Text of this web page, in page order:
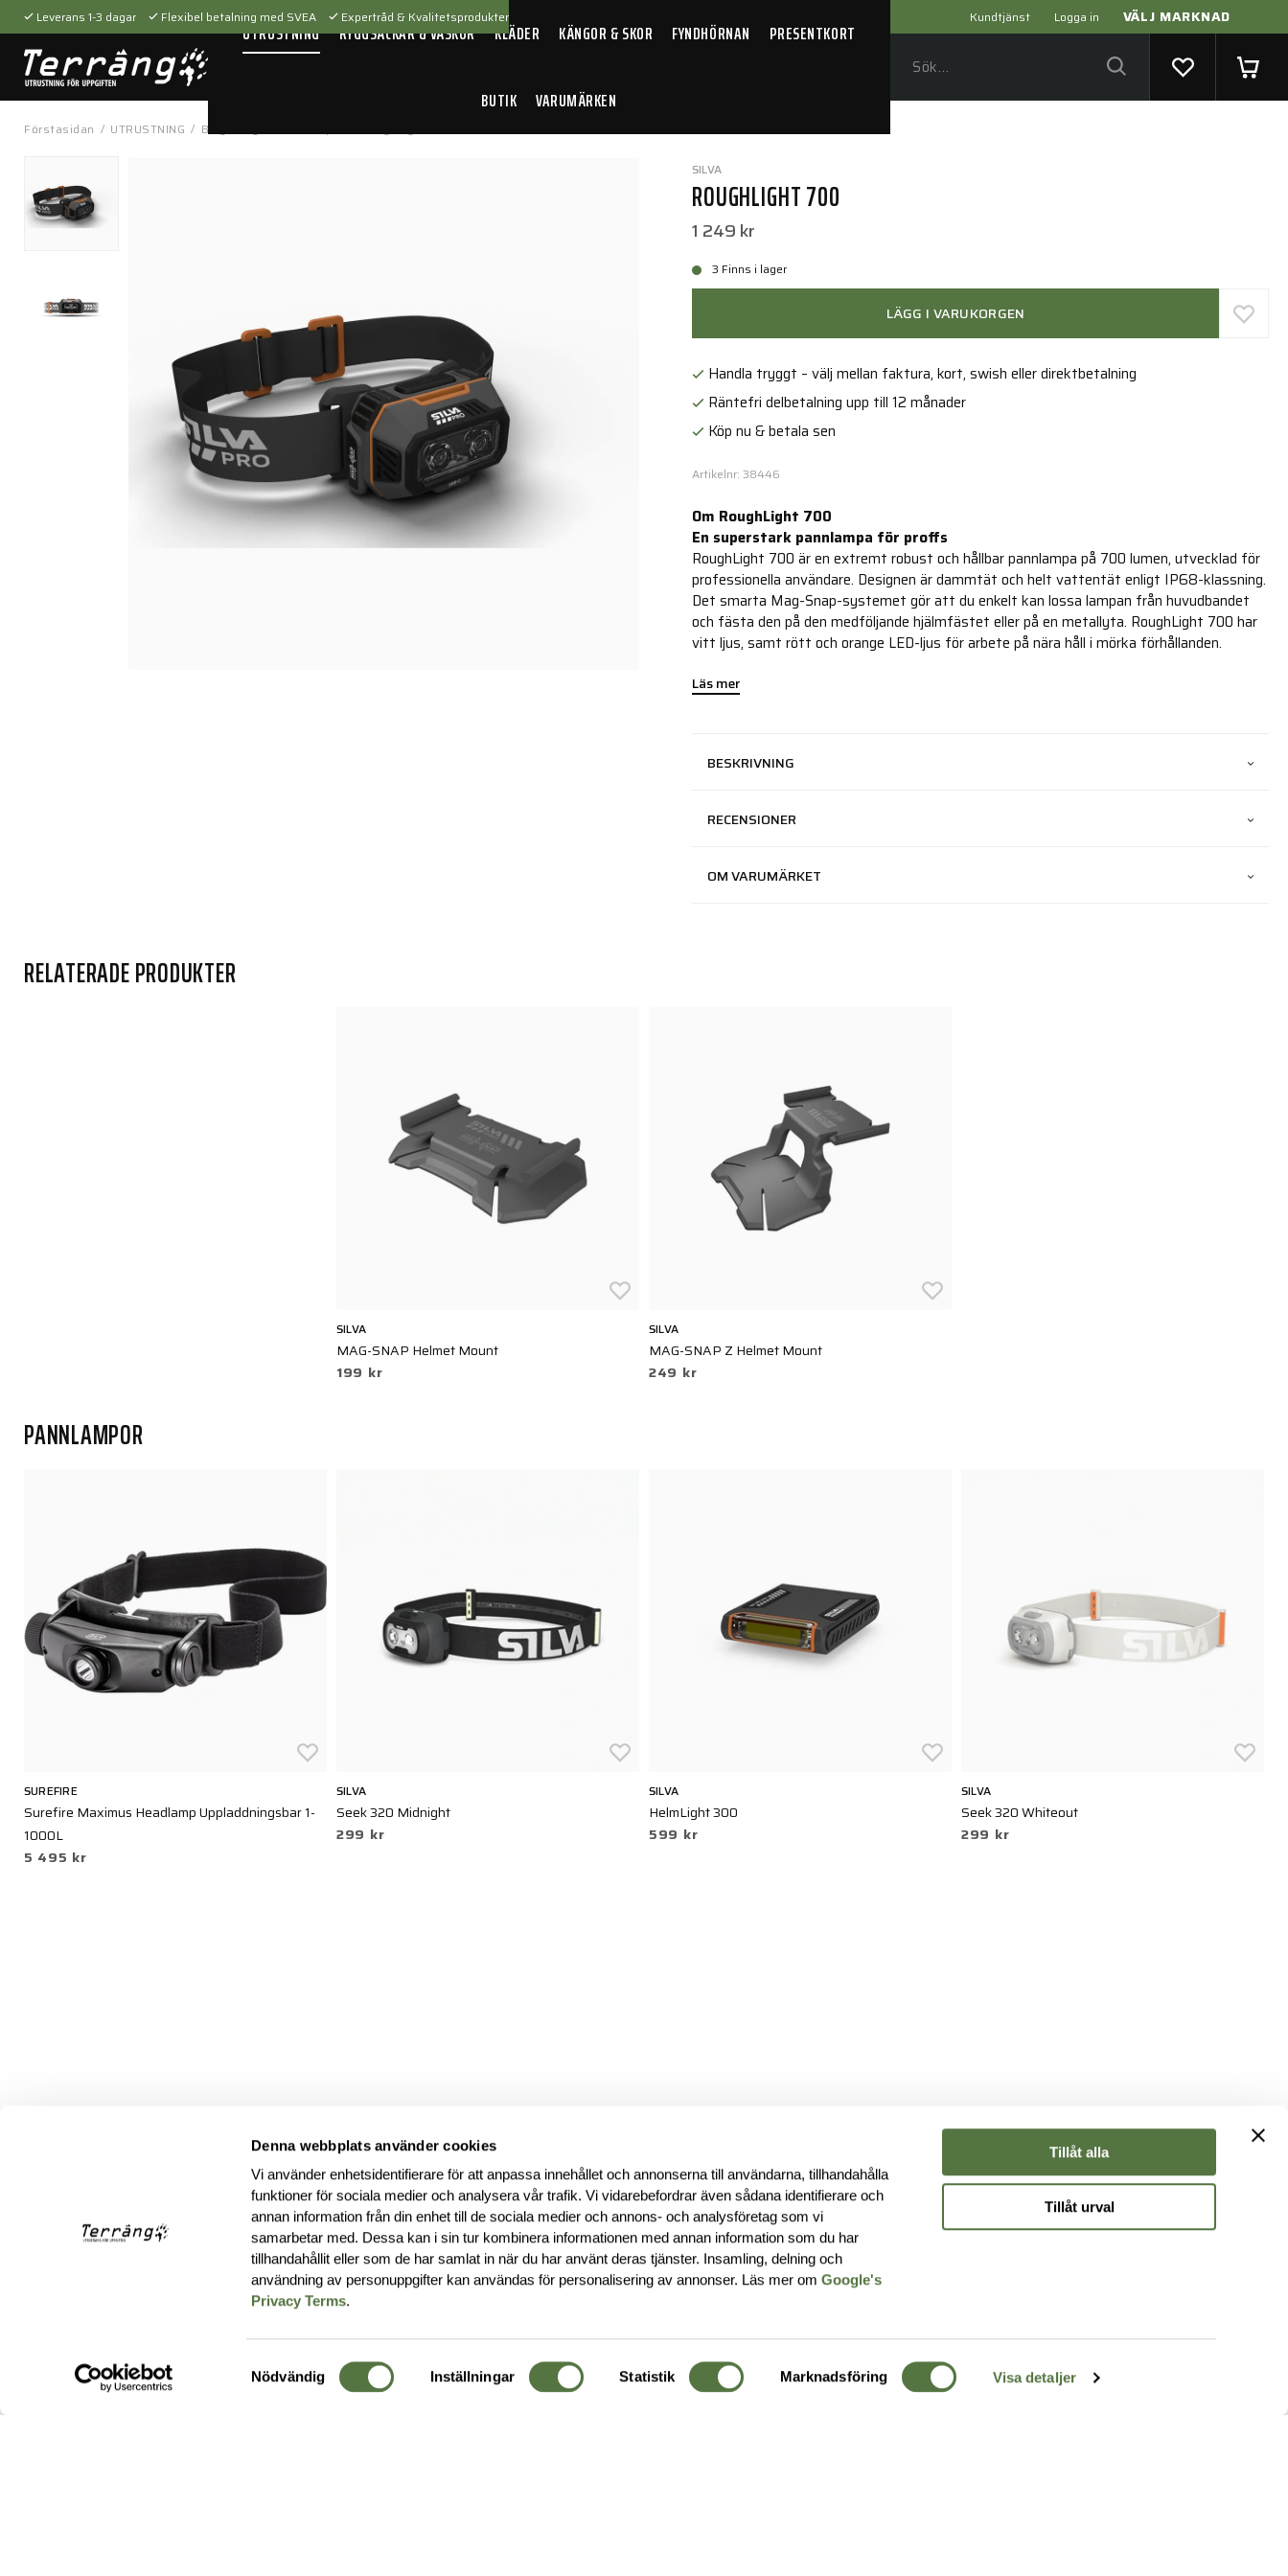
Denna webbplats använder cookies
Vi använder enhetsidentifierare för att anpassa innehållet och annonserna till användarna, tillhandahålla
funktioner för sociala medier och analysera vår trafik. Vi vidarebefordrar även sådana identifierare och
annan information från din enhet till de sociala medier och annons- och analysföretag som vi
samarbetar med. Dessa kan i sin tur kombinera informationen med annan information som du har
tillhandahållit eller som de har samlat in när du har använt deras tjänster. Insamling, delning och
användning av personuppgifter kan användas för personalisering av annonser. Läs mer omGoogle's
Privacy Terms.
Samtyckesval
Nödvändig Inställningar Statistik Marknadsföring Visa detaljer
Tillåt alla
Tillåt urval
Kundtjänst Logga in VÄLJ MARKNAD
Leverans 1-3 dagar Flexibel betalning med SVEA Expertråd & Kvalitetsprodukter
UTRUSTNING RYGGSÄCKAR & VÄSKOR KLÄDER KÄNGOR & SKOR FYNDHÖRNAN PRESENTKORT
BUTIK VARUMÄRKEN
Förstasidan / UTRUSTNING / Belysning
SILVA
ROUGHLIGHT 700
1 249 kr
3 Finns i lager
LÄGG I VARUKORGEN
Handla tryggt – välj mellan faktura, kort, swish eller direktbetalning
Räntefri delbetalning upp till 12 månader
Köp nu & betala sen
Artikelnr: 38446
Om RoughLight 700
En superstark pannlampa för proffs
RoughLight 700 är en extremt robust och hållbar pannlampa på 700 lumen, utvecklad för
professionella användare. Designen är dammtät och helt vattentät enligt IP68-klassning.
Det smarta Mag-Snap-systemet gör att du enkelt kan lossa lampan från huvudbandet
och fästa den på den medföljande hjälmfästet eller på en metallyta. RoughLight 700 har
vitt ljus, samt rött och orange LED-ljus för arbete på nära håll i mörka förhållanden.
Läs mer
BESKRIVNING
RECENSIONER
OM VARUMÄRKET
RELATERADE PRODUKTER
SILVA
MAG-SNAP Helmet Mount
199 kr
SILVA
MAG-SNAP Z Helmet Mount
249 kr
PANNLAMPOR
SUREFIRE
Surefire Maximus Headlamp Uppladdningsbar 1-
1000L
5 495 kr
SILVA
Seek 320 Midnight
299 kr
SILVA
HelmLight 300
599 kr
SILVA
Seek 320 Whiteout
299 kr